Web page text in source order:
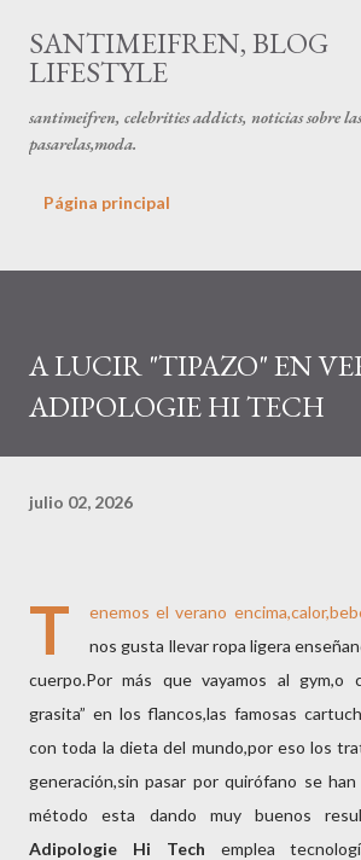
Ir al contenido principal
SANTIMEIFREN, BLOG
LIFESTYLE
santimeifren, celebrities addicts, noticias sobre las
pasarelas,moda.
Página principal
A LUCIR "TIPAZO" EN
ADIPOLOGIE HI TECH
julio 02, 2026
T
enemos el verano
nos gusta llevar ropa ligera
cuerpo.Por más que vayamos al gym,o
grasita” en los flancos,las famosas
con toda la dieta del mundo,por eso los
generación,sin pasar por quirófano se
método esta dando muy buenos
Adipologie Hi Tech emplea